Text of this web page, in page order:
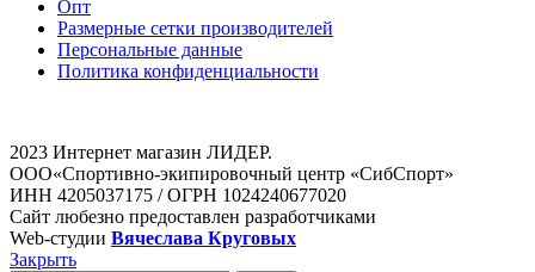
Опт
Размерные сетки производителей
Персональные данные
Политика конфиденциальности
2023 Интернет магазин ЛИДЕР.
ООО«Спортивно-экипировочный центр «СибСпорт»
ИНН 4205037175 / ОГРН 1024240677020
Сайт любезно предоставлен разработчиками
Web-студии Вячеслава Круговых
Закрыть